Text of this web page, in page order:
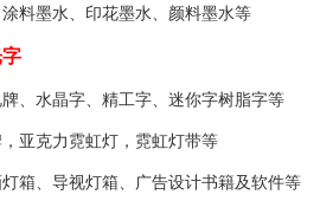
料墨水、印花墨水、颜料墨水等
、水晶字、精工字、迷你字树脂字等
亚克力霓虹灯，霓虹灯带等
箱、导视灯箱、广告设计书籍及软件等